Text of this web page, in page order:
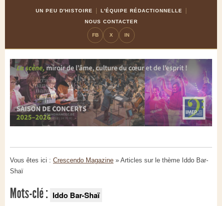
UN PEU D'HISTOIRE
L'ÉQUIPE RÉDACTIONNELLE
NOUS CONTACTER
FB X IN
Vous êtes ici : Crescendo Magazine » Articles sur le thème Iddo Bar-
Shaï
Mots-clé : Iddo Bar-Shaï